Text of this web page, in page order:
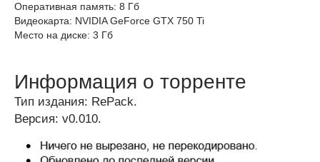
Оперативная память: 8 Гб
Видеокарта: NVIDIA GeForce GTX 750 Ti
Место на диске: 3 Гб
Информация о торренте
Тип издания: RePack.
Версия: v0.010.